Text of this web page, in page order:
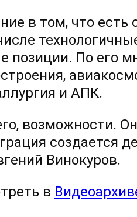
в том, что есть
позиции. По его
и АПК.
возможности.
создается
Винокуров.
в